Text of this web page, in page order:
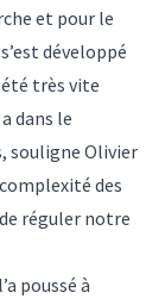
et pour le
développé
été très vite
dans le
souligne Olivier
des
réguler notre
poussé à